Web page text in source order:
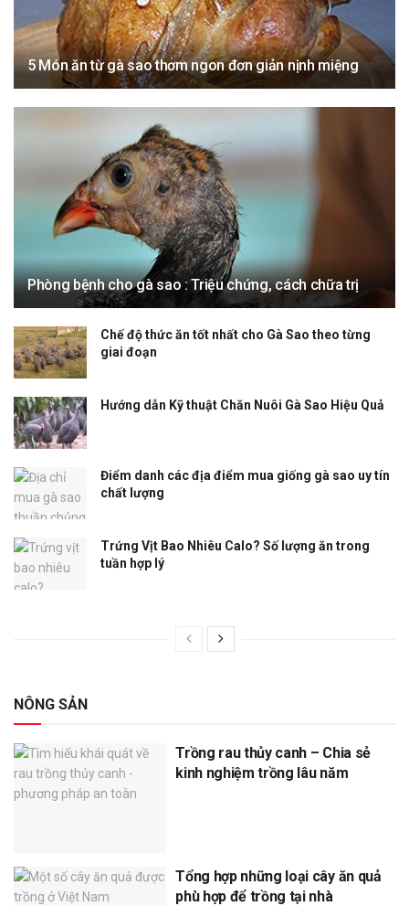
5 Món ăn từ gà sao thơm ngon đơn giản nịnh miệng
Phòng bệnh cho gà sao : Triệu chứng, cách chữa trị
Chế độ thức ăn tốt nhất cho Gà Sao theo từng
giai đoạn
Hướng dẫn Kỹ thuật Chăn Nuôi Gà Sao Hiệu Quả
Điểm danh các địa điểm mua giống gà sao uy tín
chất lượng
Trứng Vịt Bao Nhiêu Calo? Số lượng ăn trong
tuần hợp lý
NÔNG SẢN
Trồng rau thủy canh – Chia sẻ
kinh nghiệm trồng lâu năm
Tổng hợp những loại cây ăn quả
phù hợp để trồng tại nhà